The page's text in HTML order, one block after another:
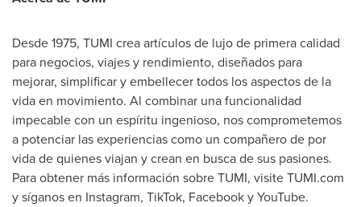
Desde 1975, TUMI crea artículos de lujo de primera calidad
para negocios, viajes y rendimiento, diseñados para
mejorar, simplificar y embellecer todos los aspectos de la
vida en movimiento. Al combinar una funcionalidad
impecable con un espíritu ingenioso, nos comprometemos
a potenciar las experiencias como un compañero de por
vida de quienes viajan y crean en busca de sus pasiones.
Para obtener más información sobre TUMI, visite TUMI.com
y síganos en Instagram, TikTok, Facebook y YouTube.